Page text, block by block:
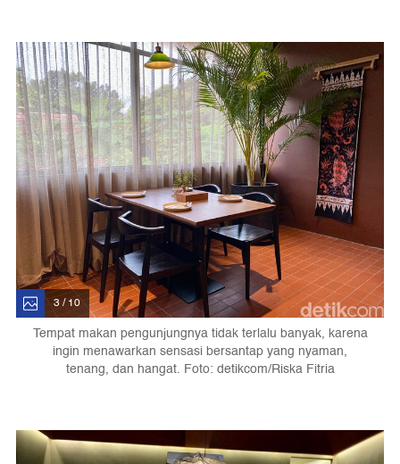
3 / 10
Tempat makan pengunjungnya tidak terlalu banyak, karena
ingin menawarkan sensasi bersantap yang nyaman,
tenang, dan hangat. Foto: detikcom/Riska Fitria